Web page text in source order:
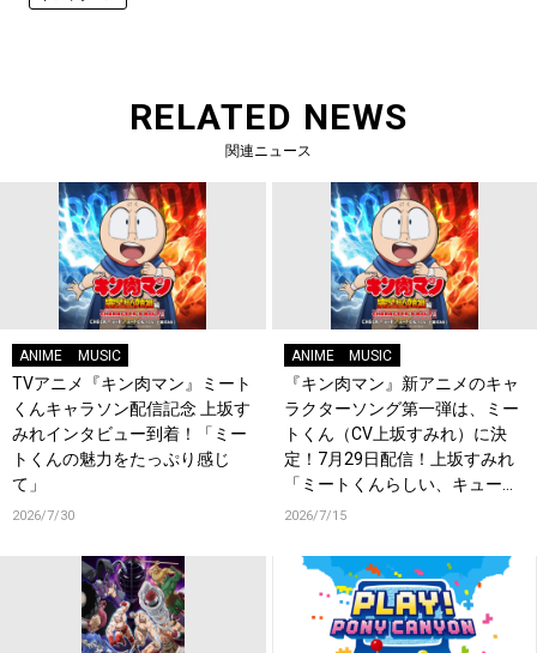
RELATED NEWS
関連ニュース
ANIME MUSIC
TVアニメ『キン肉マン』ミート
くんキャラソン配信記念 上坂す
みれインタビュー到着！「ミー
トくんの魅力をたっぷり感じ
て」
2026/7/30
ANIME MUSIC
『キン肉マン』新アニメのキャ
ラクターソング第一弾は、ミー
トくん（CV上坂すみれ）に決
定！7月29日配信！上坂すみれ
「ミートくんらしい、キュート
でかしこいお歌をぜひお楽しみ
2026/7/15